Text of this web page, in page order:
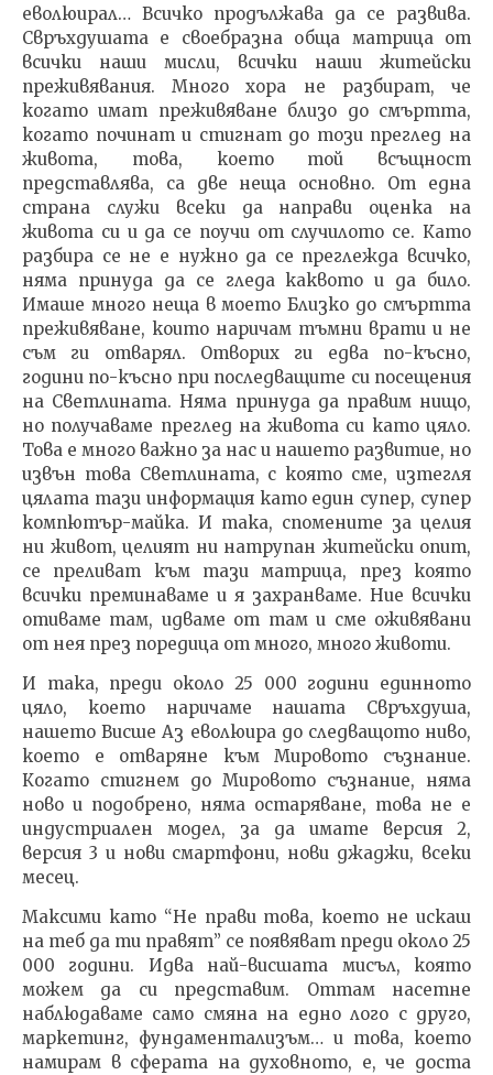
еволюирал… Всичко продължава да се развива.
Свръхдушата е своебразна обща матрица от
всички наши мисли, всички наши житейски
преживявания. Много хора не разбират, че
когато имат преживяване близо до смъртта,
когато починат и стигнат до този преглед на
живота, това, което той всъщност
представлява, са две неща основно. От една
страна служи всеки да направи оценка на
живота си и да се поучи от случилото се. Като
разбира се не е нужно да се преглежда всичко,
няма принуда да се гледа каквото и да било.
Имаше много неща в моето Близко до смъртта
преживяване, които наричам тъмни врати и не
съм ги отварял. Отворих ги едва по-късно,
години по-късно при последващите си посещения
на Светлината. Няма принуда да правим нищо,
но получаваме преглед на живота си като цяло.
Това е много важно за нас и нашето развитие, но
извън това Светлината, с която сме, изтегля
цялата тази информация като един супер, супер
компютър-майка. И така, спомените за целия
ни живот, целият ни натрупан житейски опит,
се преливат към тази матрица, през която
всички преминаваме и я захранваме. Ние всички
отиваме там, идваме от там и сме оживявани
от нея през поредица от много, много животи.
И така, преди около 25 000 години единното
цяло, което наричаме нашата Свръхдуша,
нашето Висше Аз еволюира до следващото ниво,
което е отваряне към Мировото съзнание.
Когато стигнем до Мировото съзнание, няма
ново и подобрено, няма остаряване, това не е
индустриален модел, за да имате версия 2,
версия 3 и нови смартфони, нови джаджи, всеки
месец.
Максими като “Не прави това, което не искаш
на теб да ти правят” се появяват преди около 25
000 години. Идва най-висшата мисъл, която
можем да си представим. Оттам насетне
наблюдаваме само смяна на едно лого с друго,
маркетинг, фундаментализъм… и това, което
намирам в сферата на духовното, е, че доста